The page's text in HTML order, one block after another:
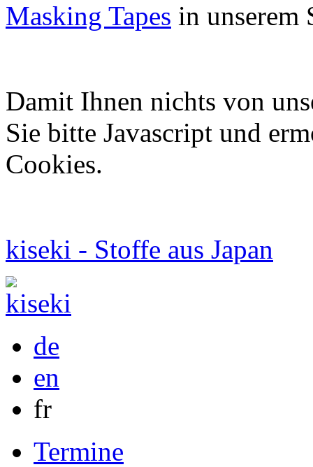
Masking Tapes in unserem
Damit Ihnen nichts von
Sie bitte Javascript und
Cookies.
kiseki - Stoffe aus Japan
de
en
fr
Termine